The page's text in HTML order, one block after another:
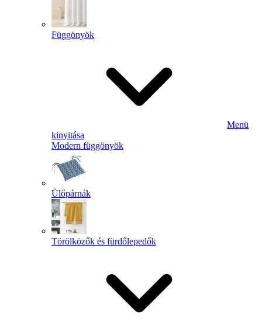
Függönyök
Menü
kinyitása
Modern függönyök
Ülőpárnák
Törölközők és fürdőlepedők